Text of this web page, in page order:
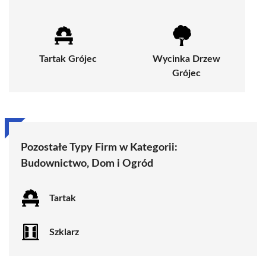
Tartak Grójec
Wycinka Drzew
Grójec
Pozostałe Typy Firm w Kategorii:
Budownictwo, Dom i Ogród
Tartak
Szklarz